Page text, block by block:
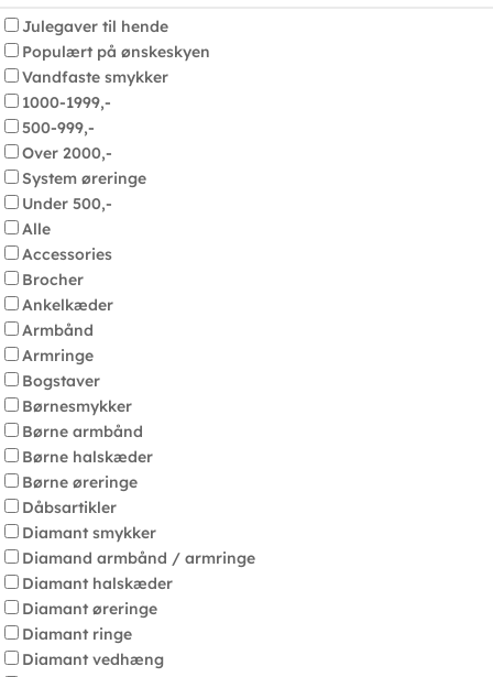
Julegaver til hende
Populært på ønskeskyen
Vandfaste smykker
1000-1999,-
500-999,-
Over 2000,-
System øreringe
Under 500,-
Alle
Accessories
Brocher
Ankelkæder
Armbånd
Armringe
Bogstaver
Børnesmykker
Børne armbånd
Børne halskæder
Børne øreringe
Dåbsartikler
Diamant smykker
Diamand armbånd / armringe
Diamant halskæder
Diamant øreringe
Diamant ringe
Diamant vedhæng